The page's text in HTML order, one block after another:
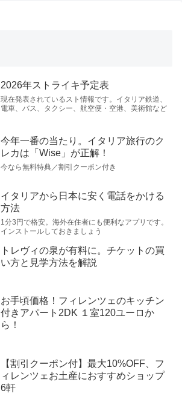
2026年ストライキ予定表
現在発表されているスト情報です。イタリア鉄道、
電車、バス、タクシー、航空便・空港、美術館など
今年一番の当たり。イタリア旅行のク
レカは「Wise」が正解！
今なら無料特典／割引クーポン付き
イタリアから日本に安く電話をかける
方法
1分3円で格安。海外在住者にも便利なアプリです。
インストールしておきましょう
トレヴィの泉が有料に。チケットの買
い方と見学方法を解説
お手頃価格！フィレンツェのキッチン
付きアパート2DK １室120ユーロか
ら！
【割引クーポン付】最大10%OFF、フ
ィレンツェお土産におすすめショップ
6軒